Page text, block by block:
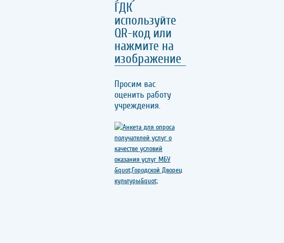
ГДК
используйте
QR-код или
нажмите на
изображение
Просим вас
оценить работу
учреждения.